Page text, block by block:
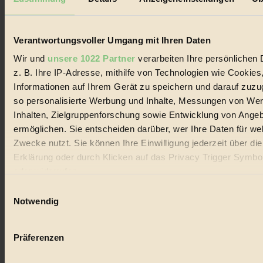
Verantwortungsvoller Umgang mit Ihren Daten
Wir und unsere 1022 Partner verarbeiten Ihre persönlichen
z. B. Ihre IP-Adresse, mithilfe von Technologien wie
Informationen auf Ihrem Gerät zu speichern und darauf
so personalisierte Werbung und Inhalte, Messungen von
Inhalten, Zielgruppenforschung sowie Entwicklung von
ermöglichen. Sie entscheiden darüber, wer Ihre Daten für
Zwecke nutzt. Sie können Ihre Einwilligung jederzeit über
Erklärung oder durch Klicken auf das Privacy Trigger
Wenn Sie es erlauben, würden wir auch gerne:
Ihr Gerät durch aktives Scannen nach bestimmten
Notwendig
Präferenzen
Biorama steht für einen nachhaltigen Lebensstil und bewussten
Lebenswandel. Es ist eine moderne Plattform für Ideen, Menschen
Handels mit Bioprodukten, des Fair-Trade sowie der Branche
alternativer Energien.
Social Media
22.601 Fans auf Facebook
3.415 Follower auf Twitter
Folge uns auf Instagram
Themen
Bio
Vegan